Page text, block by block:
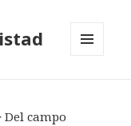
Del campo